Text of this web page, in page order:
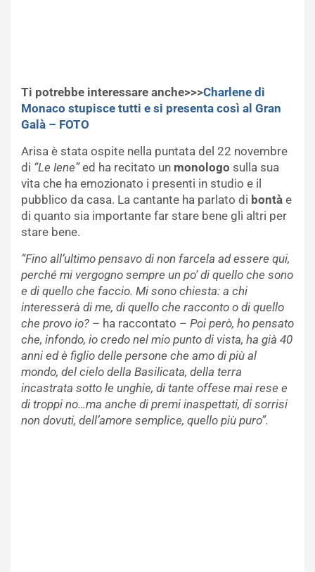
Ti potrebbe interessare anche>>>Charlene di
Monaco stupisce tutti e si presenta così al Gran
Galà – FOTO
Arisa è stata ospite nella puntata del 22 novembre
di “Le Iene”ed ha recitato un monologo sulla sua
vita che ha emozionato i presenti in studio e il
pubblico da casa. La cantante ha parlato di bontà e
di quanto sia importante far stare bene gli altri per
stare bene.
“Fino all’ultimo pensavo di non farcela ad essere qui,
perché mi vergogno sempre un po’ di quello che sono
e di quello che faccio. Mi sono chiesta: a chi
interesserà di me, di quello che racconto o di quello
che provo io? – ha raccontato – Poi però, ho pensato
che, infondo, io credo nel mio punto di vista, ha già 40
anni ed è figlio delle persone che amo di più al
mondo, del cielo della Basilicata, della terra
incastrata sotto le unghie, di tante offese mai rese e
di troppi no…ma anche di premi inaspettati, di sorrisi
non dovuti, dell’amore semplice, quello più puro”.